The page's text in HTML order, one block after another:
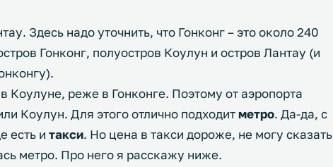
Здесь надо уточнить, что Гонконг – это около 240
Гонконг, полуостров Коулун и остров Лантау (и
Коулуне, реже в Гонконге. Поэтому от аэропорта
Коулун. Для этого отлично подходитметро. Да-да, с
есть и такси. Но цена в такси дороже, не могу сказать
метро. Про него я расскажу ниже.